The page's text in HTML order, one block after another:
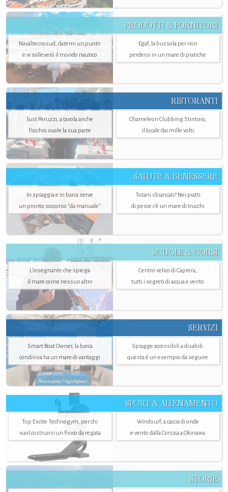
PRODOTTI & FORNITORI
Navaltecnosud, datemi un punto
e vi solleverò il mondo nautico
Egaf, la bussola per non
perdersi in un mare di pratiche
RISTORANTI
Just Peruzzi, a tavola anche
l’occhio vuole la sua parte
Chameleon Clubbing Stintino,
il locale dai mille volti
SALUTE & BENESSERE
In spiaggia e in barca serve
un pronto soccorso "da manuale"
Totani sbiancati? Nei piatti
di pesce c'è un mare di trucchi
SCUOLE & CORSI
L'insegnante che spiega
il mare come nessun altro
Centro velico di Caprera,
tutti i segreti di acqua e vento
SERVIZI
Smart Boat Owner, la barca
condivisa ha un mare di vantaggi
Spiagge accessibili a disabili:
questa è un esempio da seguire
SPORT & ALLENAMENTO
Top Excite Technogym, per chi
vuol costruirsi un fisico da regata
Windsurf, a caccia di onde
e vento dalla Corsica a Okinawa
STORIE